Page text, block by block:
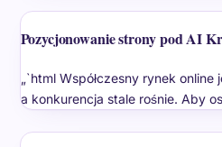
Pozycjonowanie strony pod AI
„`html Współczesny rynek
a konkurencja stale rośnie. Aby